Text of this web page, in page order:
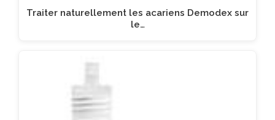
Traiter naturellement les acariens Demodex sur
le…